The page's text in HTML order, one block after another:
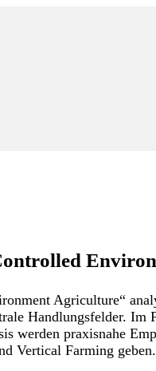
Agriculture“
Handlungsfelder. Im
werden praxisnahe
Vertical Farming geben.